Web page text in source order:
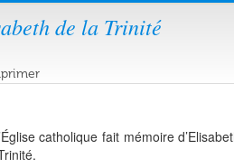
de la Trinité
catholique fait mémoire